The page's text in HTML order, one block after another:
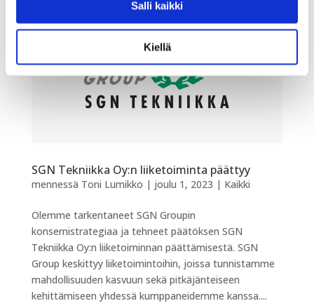
Salli kaikki
Kiellä
SGN Tekniikka Oy:n liiketoiminta päättyy
mennessä Toni Lumikko | joulu 1, 2023 | Kaikki
Olemme tarkentaneet SGN Groupin
konsernistrategiaa ja tehneet päätöksen SGN
Tekniikka Oy:n liiketoiminnan päättämisestä. SGN
Group keskittyy liiketoimintoihin, joissa tunnistamme
mahdollisuuden kasvuun sekä pitkäjänteiseen
kehittämiseen yhdessä kumppaneidemme kanssa....